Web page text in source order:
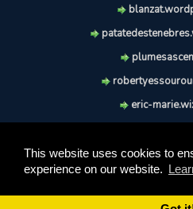
This website uses cookies to
experience on our website.
eric-
Ce site est réalisé et